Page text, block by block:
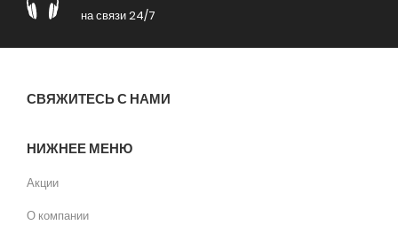
на связи 24/7
СВЯЖИТЕСЬ С НАМИ
НИЖНЕЕ МЕНЮ
Акции
О компании